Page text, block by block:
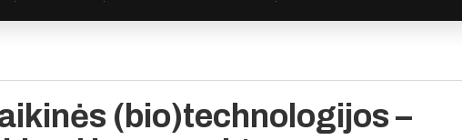
(bio)technologijos –